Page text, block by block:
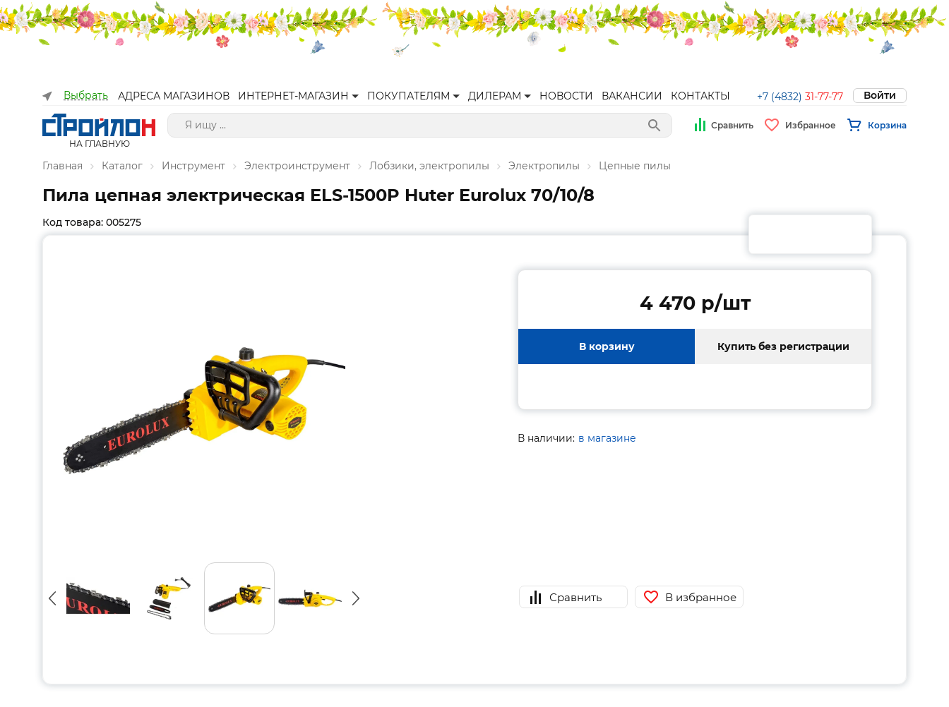
Выбрать АДРЕСА МАГАЗИНОВ ИНТЕРНЕТ-МАГАЗИН ПОКУПАТЕЛЯМ ДИЛЕРАМ НОВОСТИ ВАКАНСИИ КОНТАКТЫ +7 (4832) 31-77-77 Войти
НА ГЛАВНУЮ
Сравнить Избранное Корзина
Главная Каталог Инструмент Электроинструмент Лобзики, электропилы Электропилы Цепные пилы
Пила цепная электрическая ELS-1500P Huter Eurolux 70/10/8
Код товара: 005275
4 470 p/шт
В корзину Купить без регистрации
В наличии: в магазине
Сравнить В избранное